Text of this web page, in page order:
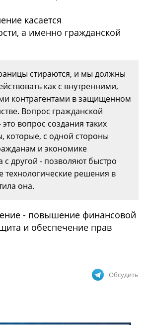
касается
а именно гражданской
стираются, и мы должны
как с внутренними,
контрагентами в защищенном
Вопрос гражданской
вопрос создания таких
которые, с одной стороны
и экономике
с другой - позволяют быстро
технологические решения в
она.
- повышение финансовой
и обеспечение прав
Обсудить